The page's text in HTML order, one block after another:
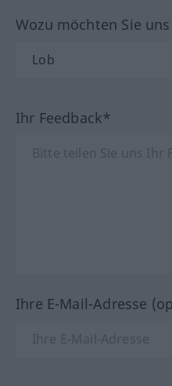
Wozu möchten Sie
Ihr Feedback*
Ihre E-Mail-Adresse